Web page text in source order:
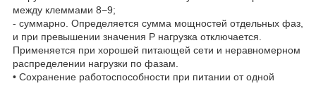
между клеммами 8−9;
- суммарно. Определяется сумма мощностей отдельных фаз,
и при превышении значения Р нагрузка отключается.
Применяется при хорошей питающей сети и неравномерном
распределении нагрузки по фазам.
• Сохранение работоспособности при питании от одной